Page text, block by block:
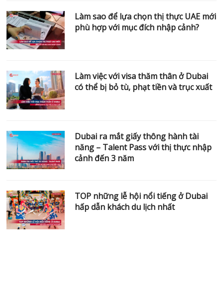
Làm sao để lựa chọn thị thực UAE mới
phù hợp với mục đích nhập cảnh?
Làm việc với visa thăm thân ở Dubai
có thể bị bỏ tù, phạt tiền và trục xuất
Dubai ra mắt giấy thông hành tài
năng – Talent Pass với thị thực nhập
cảnh đến 3 năm
TOP những lễ hội nổi tiếng ở Dubai
hấp dẫn khách du lịch nhất